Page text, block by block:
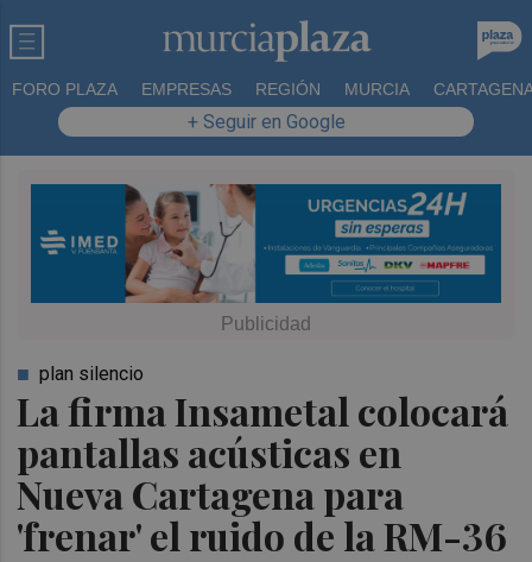
FORO PLAZA EMPRESAS REGIÓN MURCIA
+ Seguir en Google
La firma Insametal colocará
pantallas acústicas en
Nueva Cartagena para
'frenar' el ruido de la RM-36
plan silencio